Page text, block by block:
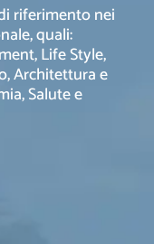
riferimento nei
quali:
Life Style,
Architettura e
Salute e